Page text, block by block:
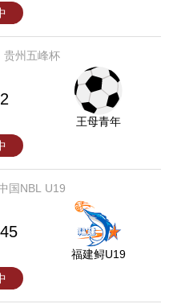
贵州五峰杯
2
王母青年
国NBL U19
45
福建鲟U19